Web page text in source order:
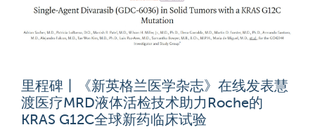
里程碑丨《新英格兰医学杂志》在线发表慧
渡医疗MRD液体活检技术助力Roche的
KRAS G12C全球新药临床试验